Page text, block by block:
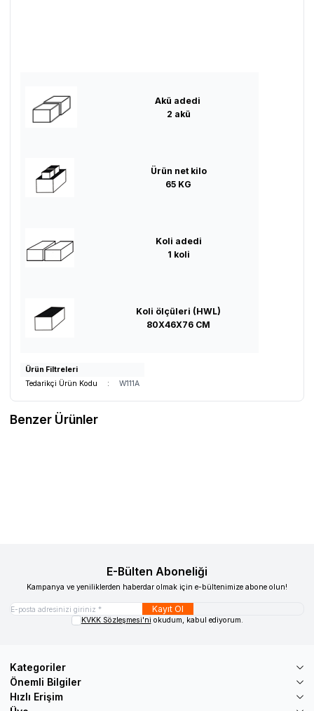
Akü adedi
2 akü
Ürün net kilo
65 KG
Koli adedi
1 koli
Koli ölçüleri (HWL)
80X46X76 CM
Ürün Filtreleri
Tedarikçi Ürün Kodu
: W111A
Benzer Ürünler
E-Bülten Aboneliği
Kampanya ve yeniliklerden haberdar olmak için e-bültenimize abone olun!
Kayıt Ol
KVKK Sözleşmesi'ni okudum, kabul ediyorum.
Kategoriler
Önemli Bilgiler
Hızlı Erişim